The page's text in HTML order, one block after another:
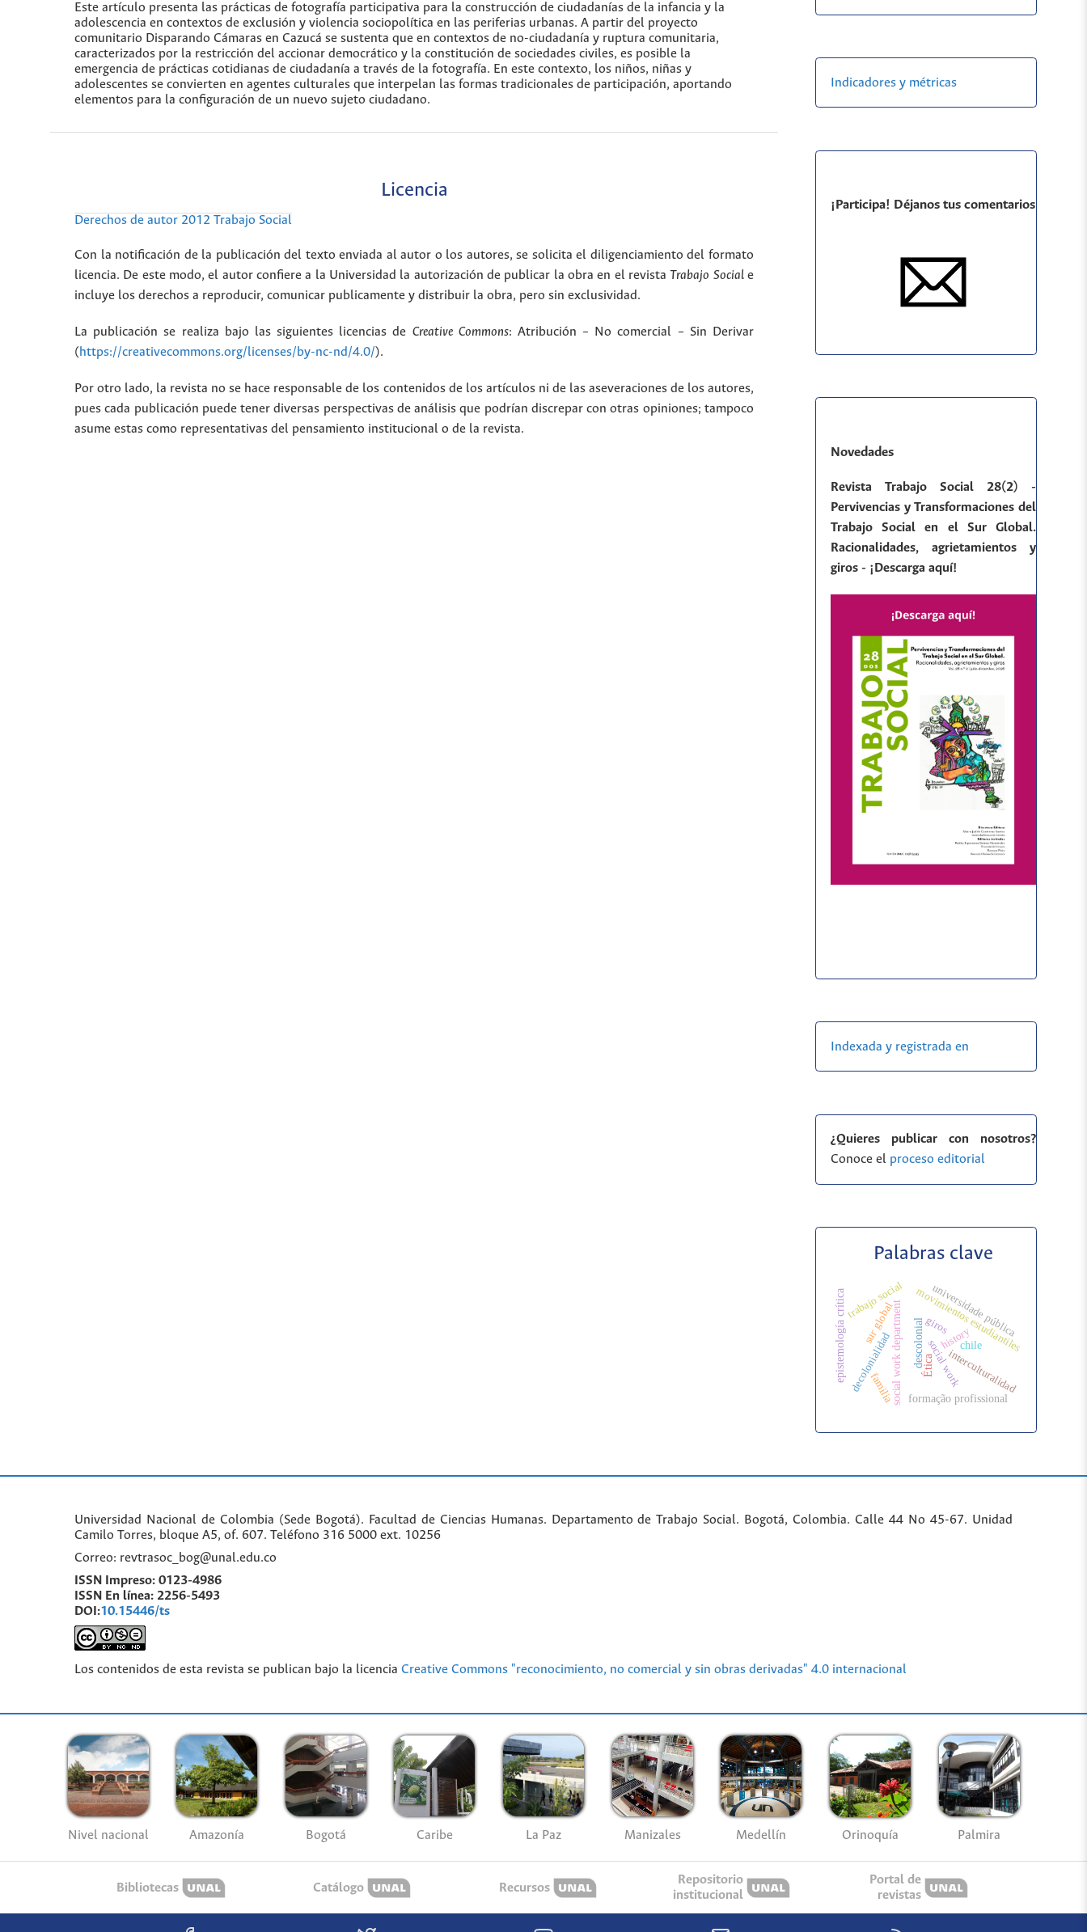
Este artículo presenta las prácticas de fotografía participativa para la construcción de ciudadanías de la infancia y la
adolescencia en contextos de exclusión y violencia sociopolítica en las periferias urbanas. A partir del proyecto
comunitario Disparando Cámaras en Cazucá se sustenta que en contextos de no-ciudadanía y ruptura comunitaria,
caracterizados por la restricción del accionar democrático y la constitución de sociedades civiles, es posible la
emergencia de prácticas cotidianas de ciudadanía a través de la fotografía. En este contexto, los niños, niñas y
adolescentes se convierten en agentes culturales que interpelan las formas tradicionales de participación, aportando
elementos para la configuración de un nuevo sujeto ciudadano.
Licencia
Derechos de autor 2012 Trabajo Social
Con la notificación de la publicación del texto enviada al autor o los autores, se solicita el diligenciamiento del formato
licencia. De este modo, el autor confiere a la Universidad la autorización de publicar la obra en el revistaTrabajo Sociale
incluye los derechos a reproducir, comunicar publicamente y distribuir la obra, pero sin exclusividad.
La publicación se realiza bajo las siguientes licencias de Creative Commons: Atribución – No comercial – Sin Derivar
(https://creativecommons.org/licenses/by-nc-nd/4.0/).
Por otro lado, la revista no se hace responsable de los contenidos de los artículos ni de las aseveraciones de los autores,
pues cada publicación puede tener diversas perspectivas de análisis que podrían discrepar con otras opiniones; tampoco
asume estas como representativas del pensamiento institucional o de la revista.
Indicadores y métricas
¡Participa! Déjanos tus comentarios
Novedades
Revista Trabajo Social 28(2) -
Pervivencias y Transformaciones del
Trabajo Social en el Sur Global.
Racionalidades, agrietamientos y
giros - ¡Descarga aquí!
Indexada y registrada en
¿Quieres publicar con nosotros?
Conoce el proceso editorial
Palabras clave
social work
history
social work department
trabajo social
descolonial
sur global
interculturalidad
decolonialidad
giros
movimientos estudiantiles
chile
formação profissional
universidade pública
epistemología crítica Ética
familia
Universidad Nacional de Colombia (Sede Bogotá). Facultad de Ciencias Humanas. Departamento de Trabajo Social. Bogotá, Colombia. Calle 44 No 45-67. Unidad
Camilo Torres, bloque A5, of. 607. Teléfono 316 5000 ext. 10256
Correo: revtrasoc_bog@unal.edu.co
ISSN Impreso: 0123-4986
ISSN En línea: 2256-5493
DOI:10.15446/ts
Los contenidos de esta revista se publican bajo la licencia Creative Commons "reconocimiento, no comercial y sin obras derivadas" 4.0 internacional
Nivel nacional Amazonía Bogotá Caribe La Paz Manizales Medellín Orinoquía Palmira
Bibliotecas Catálogo Recursos
Repositorio
institucional
Portal de
revistas